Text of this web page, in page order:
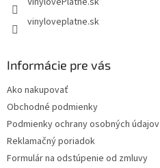
vinyloveplatne.sk
Informácie pre vás
Ako nakupovať
Obchodné podmienky
Podmienky ochrany osobných údajov
Reklamačný poriadok
Formulár na odstúpenie od zmluvy